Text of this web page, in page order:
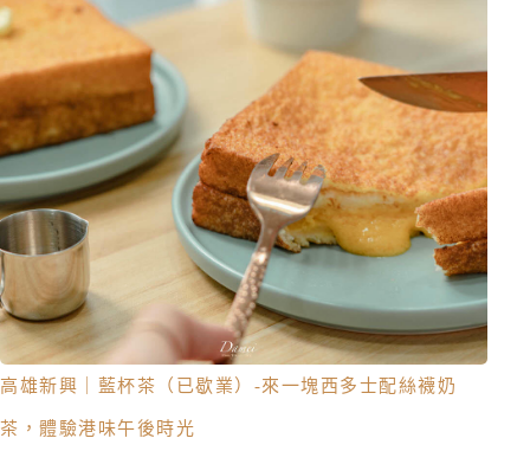
高雄新興｜藍杯茶（已歇業）-來一塊西多士配絲襪奶
茶，體驗港味午後時光